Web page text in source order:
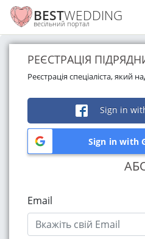
BESTWEDDING
весільний портал
РЕЄСТРАЦІЯ
Реєстрація спеціаліста, який
Sign in
Sign in with
Email